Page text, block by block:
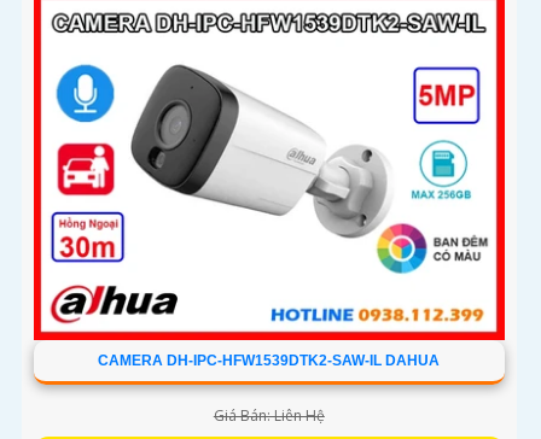
CAMERA DH-IPC-HFW1539DTK2-SAW-IL DAHUA
Giá Bán: Liên Hệ